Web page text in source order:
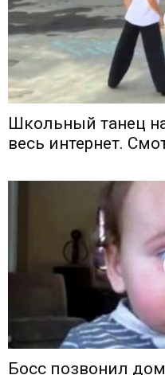
Школьный танец
весь интернет.
Босс позвонил